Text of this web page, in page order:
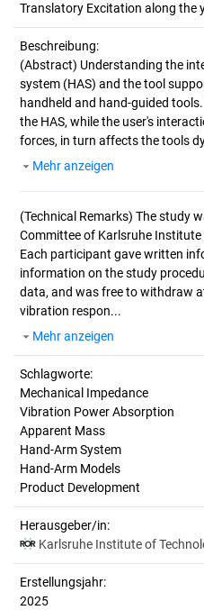
Translatory Excitation along the
Beschreibung:
(Abstract) Understanding the
system (HAS) and the tool
handheld and hand-guided
the HAS, while the user's
forces, in turn affects the tools
Mehr anzeigen
(Technical Remarks) The study
Committee of Karlsruhe
Each participant gave written
information on the study
data, and was free to withdraw
vibration respon...
Mehr anzeigen
Schlagworte:
Mechanical Impedance
Vibration Power Absorption
Apparent Mass
Hand-Arm System
Hand-Arm Models
Product Development
Herausgeber/in:
Karlsruhe Institute of
Erstellungsjahr:
2025